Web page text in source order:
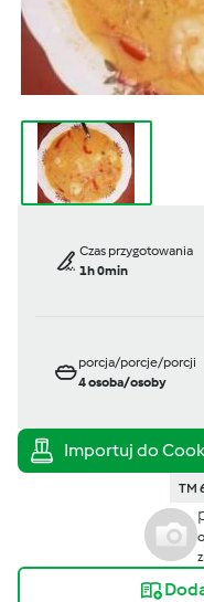
Czas przygotowania
1h 0min
porcja/porcje/porcji
4osoba/osoby
TM